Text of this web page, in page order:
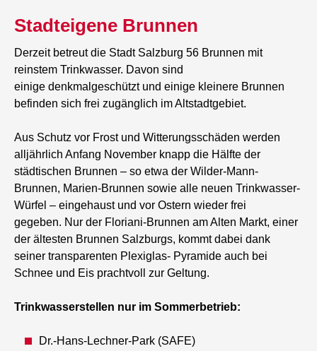
Stadteigene Brunnen
Derzeit betreut die Stadt Salzburg 56 Brunnen mit
reinstem Trinkwasser. Davon sind
einige denkmalgeschützt und einige kleinere Brunnen
befinden sich frei zugänglich im Altstadtgebiet.
Aus Schutz vor Frost und Witterungsschäden werden
alljährlich Anfang November knapp die Hälfte der
städtischen Brunnen – so etwa der Wilder-Mann-
Brunnen, Marien-Brunnen sowie alle neuen Trinkwasser-
Würfel – eingehaust und vor Ostern wieder frei
gegeben. Nur der Floriani-Brunnen am Alten Markt, einer
der ältesten Brunnen Salzburgs, kommt dabei dank
seiner transparenten Plexiglas- Pyramide auch bei
Schnee und Eis prachtvoll zur Geltung.
Trinkwasserstellen nur im Sommerbetrieb:
Dr.-Hans-Lechner-Park (SAFE)